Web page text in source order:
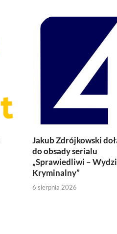
Jakub Zdrójkowski
do obsady serialu
„Sprawiedliwi –
Kryminalny”
6 sierpnia 2026